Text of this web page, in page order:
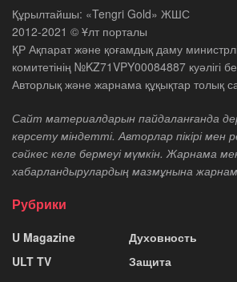
Құрылтайшы: «Tengri Gold» ЖШС
2012-2021 © Ұлт порталы
ҚР Ақпарат және қоғамдық даму
комитетінің №KZ71VPY00084887 куәлігі
Авторлық және жарнама құқықтар толық
Сайт материалдарын пайдаланғанда
көрсету міндетті. Авторлар пікірі мен
сәйкес келе бермеуі мүмкін. Жарнама
хабарландырулардың мазмұнына
Рубрики
U Magazine
ULT TV
Духовность
Защита